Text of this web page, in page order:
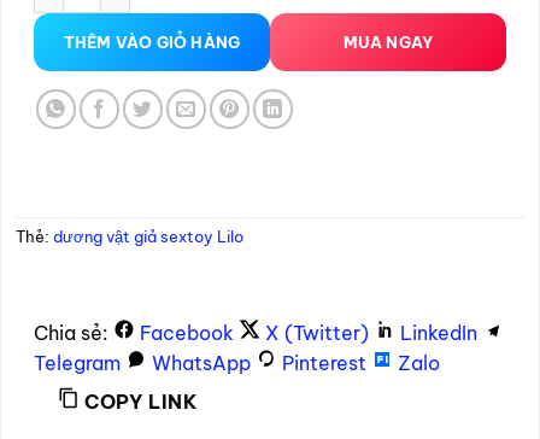
THÊM VÀO GIỎ HÀNG MUA NGAY
Thẻ: dương vật giả sextoy Lilo
Chia sẻ: Facebook X (Twitter)
LinkedIn
Telegram
WhatsApp Pinterest
Zalo
COPY LINK